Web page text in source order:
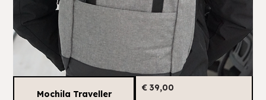
Mochila Traveller
€ 39,00